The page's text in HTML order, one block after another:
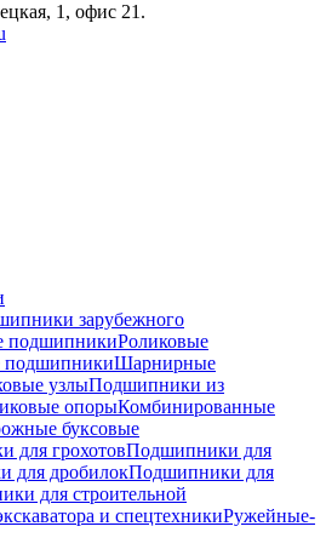
1, офис 21.
зарубежного
подшипникиРоликовые
подшипникиШарнирные
узлыПодшипники из
опорыКомбинированные
буксовые
для грохотовПодшипники для
для дробилокПодшипники для
для строительной
и спецтехникиРужейные-